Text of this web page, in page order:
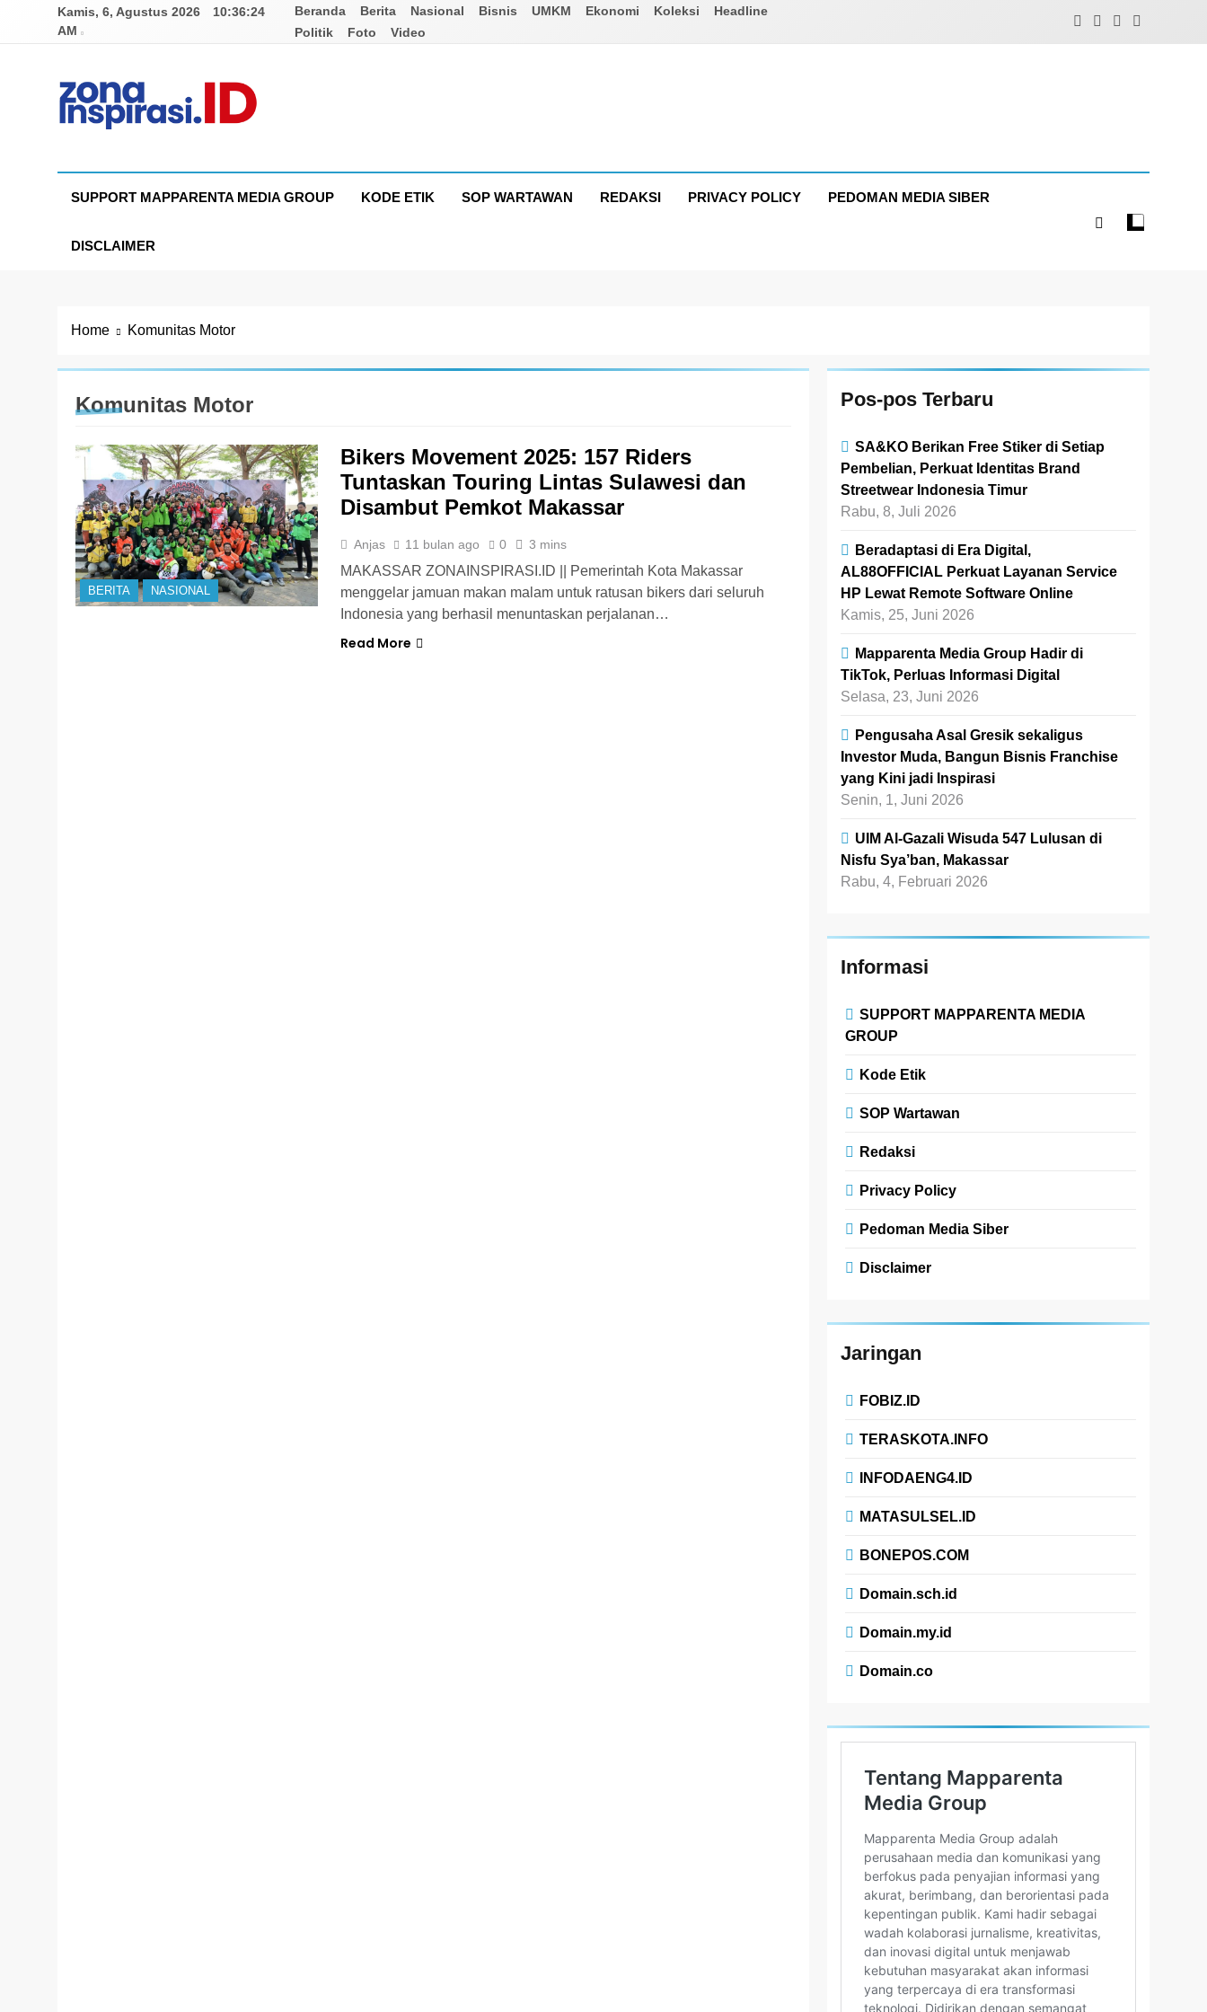
Kamis, 6, Agustus 2026
10:36:24
AM
Beranda Berita Nasional Bisnis UMKM Ekonomi Koleksi
Headline
Politik
Foto Video
SUPPORT MAPPARENTA MEDIA GROUP KODE ETIK SOP WARTAWAN REDAKSI PRIVACY POLICY PEDOMAN MEDIA SIBER
DISCLAIMER
Home Komunitas Motor
Komunitas Motor
BERITA NASIONAL
Bikers Movement 2025: 157 Riders
Tuntaskan Touring Lintas Sulawesi dan
Disambut Pemkot Makassar
Anjas 11 bulan ago 0 3 mins
MAKASSAR ZONAINSPIRASI.ID || Pemerintah Kota Makassar
menggelar jamuan makan malam untuk ratusan bikers dari seluruh
Indonesia yang berhasil menuntaskan perjalanan…
Read More
Pos-pos Terbaru
SA&KO Berikan Free Stiker di Setiap
Pembelian, Perkuat Identitas Brand
Streetwear Indonesia Timur
Rabu, 8, Juli 2026
Beradaptasi di Era Digital,
AL88OFFICIAL Perkuat Layanan Service
HP Lewat Remote Software Online
Kamis, 25, Juni 2026
Mapparenta Media Group Hadir di
TikTok, Perluas Informasi Digital
Selasa, 23, Juni 2026
Pengusaha Asal Gresik sekaligus
Investor Muda, Bangun Bisnis Franchise
yang Kini jadi Inspirasi
Senin, 1, Juni 2026
UIM Al-Gazali Wisuda 547 Lulusan di
Nisfu Sya’ban, Makassar
Rabu, 4, Februari 2026
Informasi
SUPPORT MAPPARENTA MEDIA
GROUP
Kode Etik
SOP Wartawan
Redaksi
Privacy Policy
Pedoman Media Siber
Disclaimer
Jaringan
FOBIZ.ID
TERASKOTA.INFO
INFODAENG4.ID
MATASULSEL.ID
BONEPOS.COM
Domain.sch.id
Domain.my.id
Domain.co